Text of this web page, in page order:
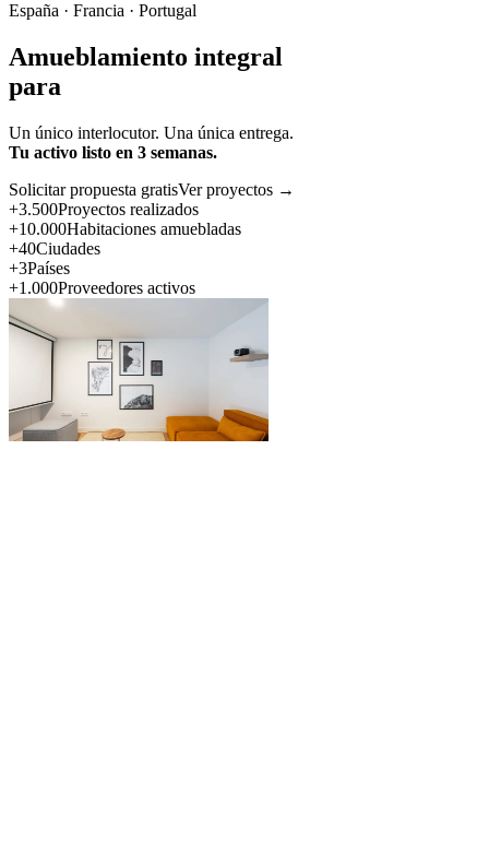
España · Francia · Portugal
Amueblamiento integral
para
Un único interlocutor. Una única entrega.
Tu activo listo en 3 semanas.
Solicitar propuesta gratisVer proyectos →
+3.500Proyectos realizados
+10.000Habitaciones amuebladas
+40Ciudades
+3Países
+1.000Proveedores activos